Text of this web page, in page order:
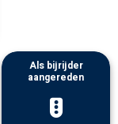
Als bijrijder
aangereden